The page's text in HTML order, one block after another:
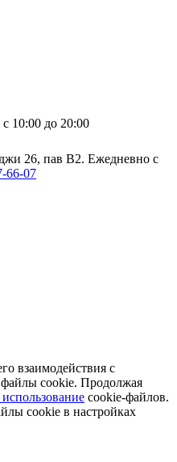
10:00 до 20:00
26, пав В2. Ежедневно с
66-07
взаимодействия с
cookie. Продолжая
cookie-файлов.
cookie в настройках